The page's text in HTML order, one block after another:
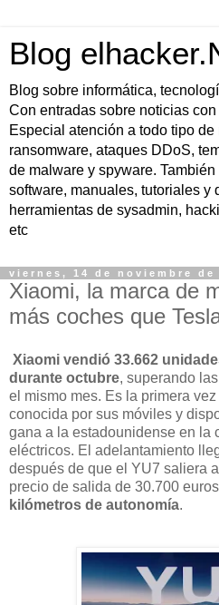
Blog
Blog sobre informática,
Con entradas sobre noticias
Especial atención a todo tipo de
ransomware, ataques DDoS,
de malware y spyware.
software, manuales, tutoriales y
herramientas de sysadmin,
etc
viernes, 14 de noviembre de
Xiaomi, la marca de
más coches que
Xiaomi vendió 33.662
durante octubre, superando
el mismo mes. Es la primera
conocida por sus móviles y
gana a la estadounidense en la
eléctricos. El adelantamiento
después de que el YU7 saliera
precio de salida de 30.700
kilómetros de autonomía.